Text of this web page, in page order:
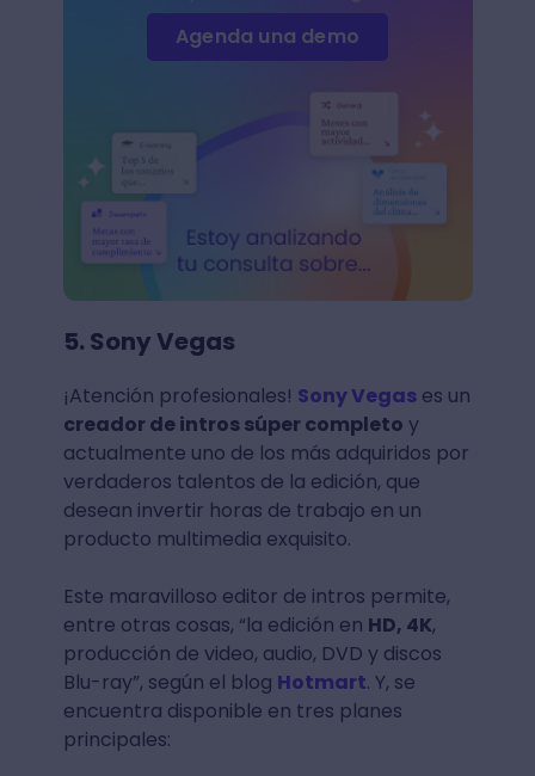
Agenda una demo
5. Sony Vegas
¡Atención profesionales! Sony Vegases un
creador de intros súper completo y
actualmente uno de los más adquiridos por
verdaderos talentos de la edición, que
desean invertir horas de trabajo en un
producto multimedia exquisito.
Este maravilloso editor de intros permite,
entre otras cosas, “la edición en HD, 4K,
producción de video, audio, DVD y discos
Blu-ray”, según el blog Hotmart. Y, se
encuentra disponible en tres planes
principales: